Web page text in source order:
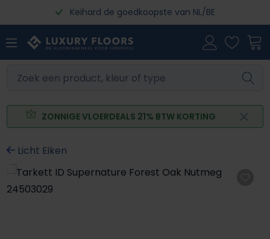
Ga naar de hoofdinhoudKeihard de goedkoopste van NL/BE
ZONNIGE VLOERDEALS 21% BTW KORTING
Licht Eiken
Afbeeldingengalerij overslaan